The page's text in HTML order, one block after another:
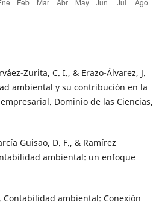
Zurita, C. I., & Erazo-Álvarez, J.
ambiental y su contribución en la
Dominio de las Ciencias,
Guisao, D. F., & Ramírez
ambiental: un enfoque
Contabilidad ambiental: Conexión